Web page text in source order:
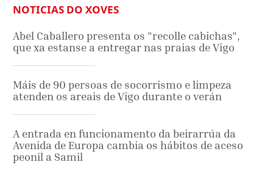
NOTICIAS DO XOVES
Abel Caballero presenta os "recolle cabichas",
que xa estanse a entregar nas praias de Vigo
Máis de 90 persoas de socorrismo e limpeza
atenden os areais de Vigo durante o verán
A entrada en funcionamento da beirarrúa da
Avenida de Europa cambia os hábitos de aceso
peonil a Samil